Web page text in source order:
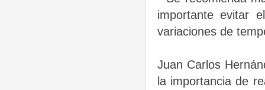
importante evitar
variaciones de
Juan Carlos
la importancia de